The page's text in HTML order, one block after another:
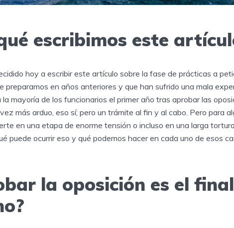
escribimos este
hoy a escribir este artículo sobre la fase de prácticas a
preparamos en años anteriores y que han sufrido una mala
la mayoría de los funcionarios el primer año tras aprobar las
más arduo, eso sí; pero un trámite al fin y al cabo. Pero para
en una etapa de enorme tensión o incluso en una larga
puede ocurrir eso y qué podemos hacer en cada uno de esos
la oposición es el